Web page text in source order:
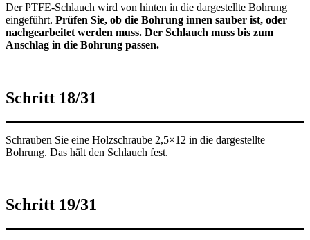
Der PTFE-Schlauch wird von hinten in die dargestellte Bohrung
eingeführt. Prüfen Sie, ob die Bohrung innen sauber ist, oder
nachgearbeitet werden muss. Der Schlauch muss bis zum
Anschlag in die Bohrung passen.
Schritt 18/31
Schrauben Sie eine Holzschraube 2,5×12 in die dargestellte
Bohrung. Das hält den Schlauch fest.
Schritt 19/31